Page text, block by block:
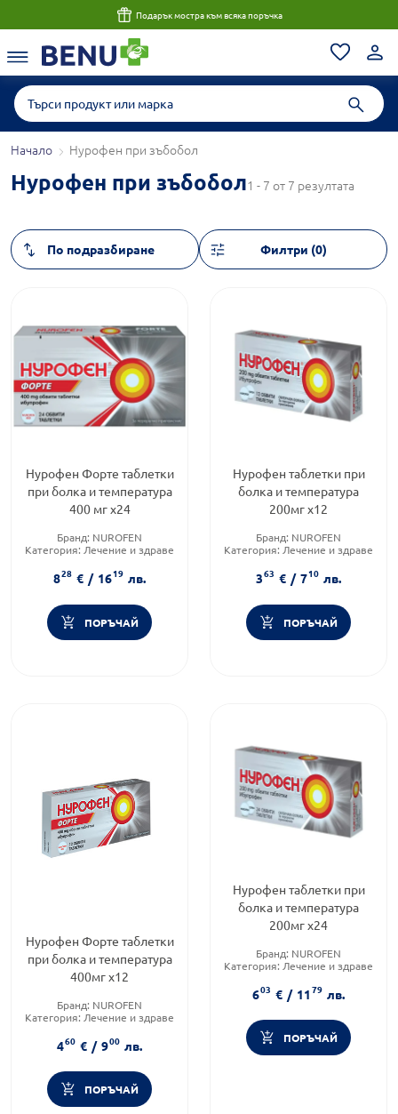
Подарък мостра към всяка поръчка
Начало Нурофен при зъбобол
Нурофен при зъбобол1 - 7 от 7 резултата
Филтри (0)
Нурофен Форте таблетки
при болка и температура
400 мг х24
Бранд: NUROFEN
Категория: Лечение и здраве
828 € / 1619 лв.
ПОРЪЧАЙ
Нурофен таблетки при
болка и температура
200мг х12
Бранд: NUROFEN
Категория: Лечение и здраве
363 € / 710 лв.
ПОРЪЧАЙ
Нурофен Форте таблетки
при болка и температура
400мг х12
Бранд: NUROFEN
Категория: Лечение и здраве
460 € / 900 лв.
ПОРЪЧАЙ
Нурофен таблетки при
болка и температура
200мг х24
Бранд: NUROFEN
Категория: Лечение и здраве
603 € / 1179 лв.
ПОРЪЧАЙ